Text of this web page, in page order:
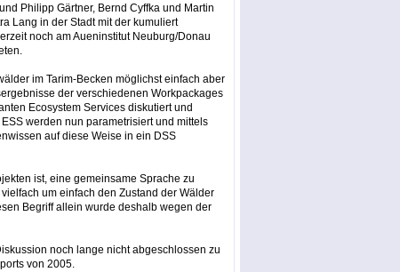
Philipp Gärtner, Bernd Cyffka und Martin
Lang in der Stadt mit der kumuliert
noch am Aueninstitut Neuburg/Donau
im Tarim-Becken möglichst einfach aber
der verschiedenen Workpackages
Ecosystem Services diskutiert und
werden nun parametrisiert und mittels
auf diese Weise in ein DSS
ist, eine gemeinsame Sprache zu
um einfach den Zustand der Wälder
Begriff allein wurde deshalb wegen der
noch lange nicht abgeschlossen zu
von 2005.